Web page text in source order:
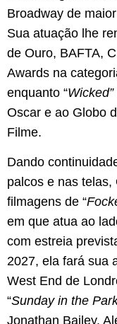
Broadway de
Sua atuação lhe
de Ouro, BAFTA,
Awards na
enquanto “Wicked”
Oscar e ao Globo
Filme.
Dando
palcos e nas
filmagens de “
em que atua ao
com estreia
2027, ela fará sua
West End de
“Sunday in the
Jonathan Bailey.